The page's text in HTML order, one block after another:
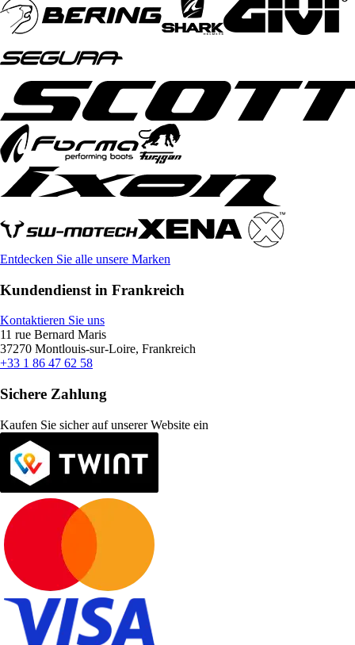
Entdecken Sie alle unsere Marken
Kundendienst in Frankreich
Kontaktieren Sie uns
11 rue Bernard Maris
37270 Montlouis-sur-Loire, Frankreich
+33 1 86 47 62 58
Sichere Zahlung
Kaufen Sie sicher auf unserer Website ein